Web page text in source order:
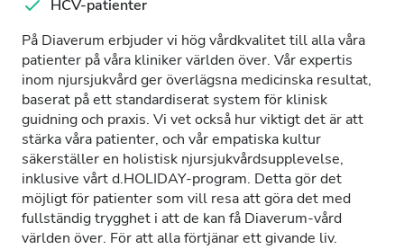
HCV-patienter
På Diaverum erbjuder vi hög vårdkvalitet till alla våra
patienter på våra kliniker världen över. Vår expertis
inom njursjukvård ger överlägsna medicinska resultat,
baserat på ett standardiserat system för klinisk
guidning och praxis. Vi vet också hur viktigt det är att
stärka våra patienter, och vår empatiska kultur
säkerställer en holistisk njursjukvårdsupplevelse,
inklusive vårt d.HOLIDAY-program. Detta gör det
möjligt för patienter som vill resa att göra det med
fullständig trygghet i att de kan få Diaverum-vård
världen över. För att alla förtjänar ett givande liv.